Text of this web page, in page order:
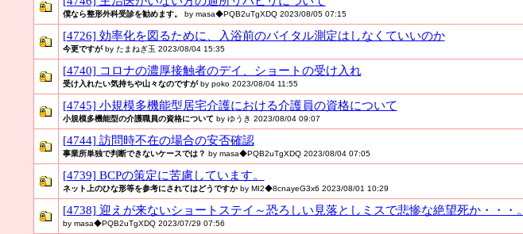
僕なら整形外科受診を勧めます。 by masa◆PQB2uTgXDQ 2023/08/05 07:15
[4726] 効率化を図るために、入浴前のバイタル測定はしなくていいのか
今更ですがby たまねぎ玉 2023/08/04 15:35
[4740] コロナの濃厚接触者のデイ、ショートの受け入れ
受け入れたい気持ちや山々なのですがby poko 2023/08/04 11:55
[4745] 小規模多機能型居宅介護における介護員の資格について
小規模多機能型の介護職員の資格についてby ゆうき 2023/08/04 09:07
[4744] 訪問時不在の場合の安否確認
事業所単独で判断できないケースでは？ by masa◆PQB2uTgXDQ 2023/08/04 07:05
[4739] BCPの策定に苦慮しています。
ネット上のひな形等を参考にされてはどうですかby MI2◆8cnayeG3x6 2023/08/01 10:29
[4738] 迎えが来ないショートステイ～恐ろしい見落としミスで悲惨な絶望死か・・・。
by masa◆PQB2uTgXDQ 2023/07/29 07:56